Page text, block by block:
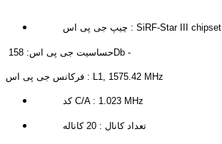
چیپ جی پی اس : SiRF-Star III chipset
حساسیت جی پی اس: 158Db -
فرکانس جی پی اس : L1, 1575.42 MHz
کد C/A : 1.023 MHz
تعداد کانال : 20 کاناله